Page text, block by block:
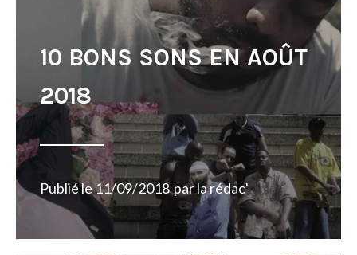
10 BONS SONS EN AOÛT
2018
Publié le11/09/2018 parla rédac'